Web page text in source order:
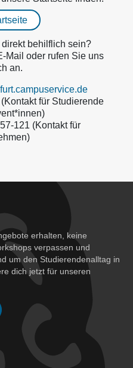
behilflich sein?
Mail oder rufen Sie uns
an.
für Studierende
121 (Kontakt für
erhalten, keine
verpassen und
um den Studierendenalltag in
dich jetzt für unseren